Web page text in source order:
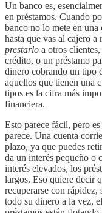
Un banco es,
en préstamos. Cuando
banco no lo mete en
hasta que vas al cajero
prestarlo a otros
crédito, o un préstamo
dinero cobrando un tipo
aquellos que tienen una
tipos es la cifra más
financiera.
Esto parece fácil, pero
parece. Una cuenta
plazo, ya que puedes
da un interés pequeño o
interés elevados, los
largos. Eso quiere decir
recuperarse con rápidez,
todo su dinero a la vez,